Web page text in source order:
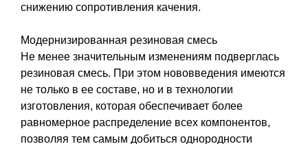
снижению сопротивления качения.
Модернизированная резиновая смесь
Не менее значительным изменениям подверглась
резиновая смесь. При этом нововведения имеются
не только в ее составе, но и в технологии
изготовления, которая обеспечивает более
равномерное распределение всех компонентов,
позволяя тем самым добиться однородности